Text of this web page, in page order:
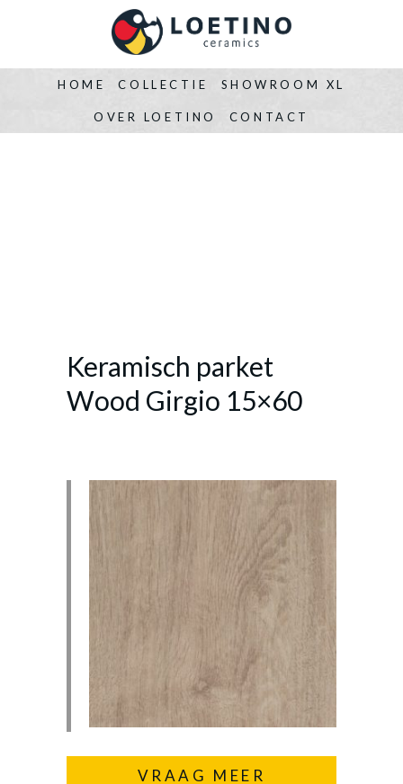
HOME COLLECTIE SHOWROOM XL
OVER LOETINO CONTACT
Keramisch parket
Wood Girgio 15×60
VRAAG MEER